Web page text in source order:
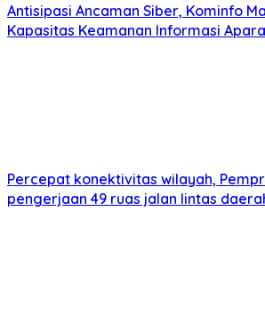
Antisipasi Ancaman Siber, Kominfo
Kapasitas Keamanan Informasi
Percepat konektivitas wilayah,
pengerjaan 49 ruas jalan lintas